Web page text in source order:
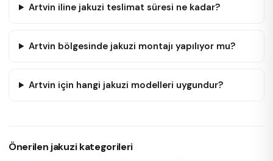
Artvin iline jakuzi teslimat süresi ne kadar?
Artvin bölgesinde jakuzi montajı yapılıyor mu?
Artvin için hangi jakuzi modelleri uygundur?
Önerilen jakuzi kategorileri